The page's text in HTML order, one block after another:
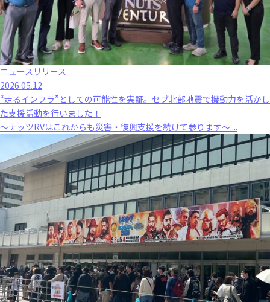
ニュースリリース
2026.05.12
“走るインフラ”としての可能性を実証。セブ北部地震で機動力を活かし
た支援活動を行いました！
～ナッツRVはこれからも災害・復興支援を続けて参ります～ ...